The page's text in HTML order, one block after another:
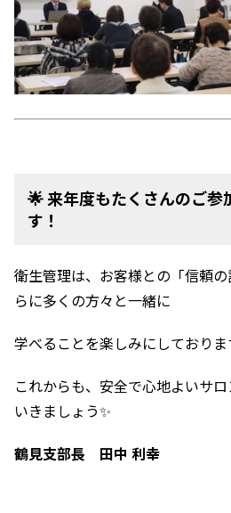
🌟 来年度もたくさんのご参
す！
衛生管理は、お客様との「信頼
らに多くの方々と一緒に
学べることを楽しみにしておりま
これからも、安全で心地よいサ
いきましょう✨
鶴見支部長 田中 利幸